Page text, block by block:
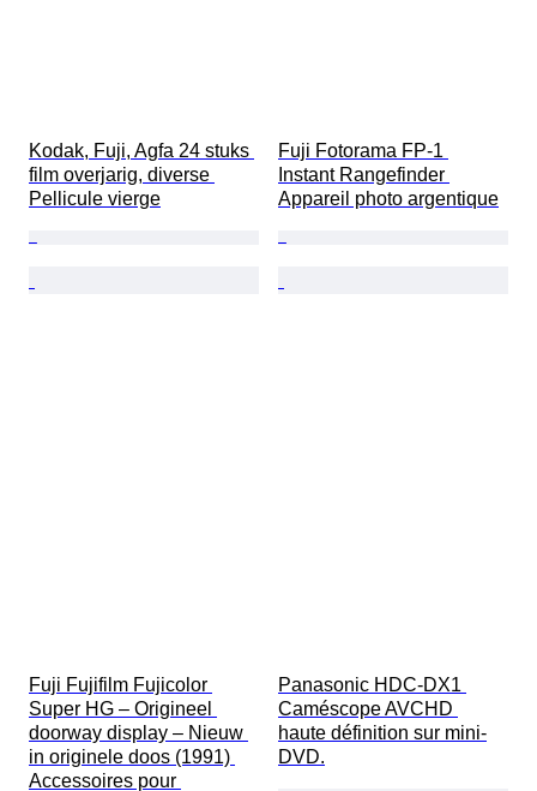
Kodak, Fuji, Agfa 24 stuks
film overjarig, diverse
Pellicule vierge
Fuji Fotorama FP-1
Instant Rangefinder
Appareil photo argentique
Fuji Fujifilm Fujicolor
Super HG – Origineel
doorway display – Nieuw
in originele doos (1991)
Accessoires pour
Panasonic HDC-DX1
Caméscope AVCHD
haute définition sur mini-
DVD.